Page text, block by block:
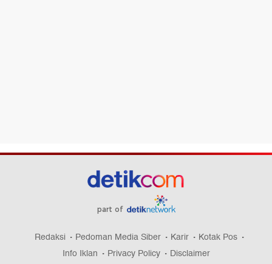
part of
Redaksi Pedoman Media Siber Karir
Kotak Pos
Info Iklan
Privacy Policy Disclaimer